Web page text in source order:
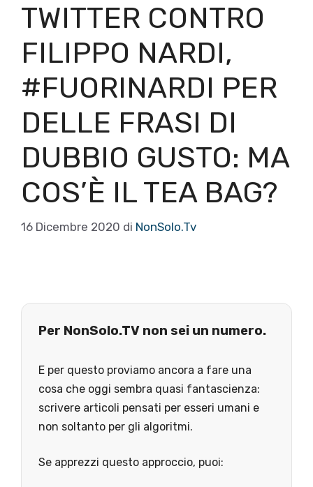
TWITTER CONTRO
FILIPPO NARDI,
#FUORINARDI PER
DELLE FRASI DI
DUBBIO GUSTO: MA
COS’È IL TEA BAG?
16 Dicembre 2020 di NonSolo.Tv
Per NonSolo.TV non sei un numero.
E per questo proviamo ancora a fare una
cosa che oggi sembra quasi fantascienza:
scrivere articoli pensati per esseri umani e
non soltanto per gli algoritmi.
Se apprezzi questo approccio, puoi: